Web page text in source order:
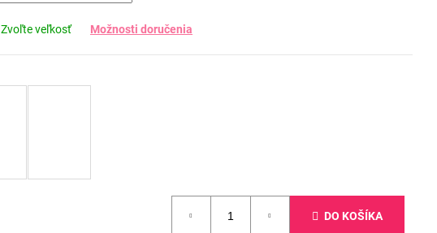
Zvoľte veľkosť Možnosti doručenia
DO KOŠÍKA